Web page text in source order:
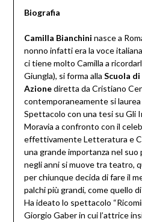
Biografia
Camilla Bianchini nasce a
nonno infatti era la voce
ci tiene molto Camilla a
Giungla), si forma alla Scuola
Azionediretta da Cristiano
contemporaneamente si
Spettacolo con una tesi su Gli
Moravia a confronto con il
effettivamente Letteratura e
una grande importanza nel
negli anni si muove tra teatro,
per chiunque decida di fare il
palchi più grandi, come quello
Ha ideato lo spettacolo
Giorgio Gaber in cui l’attrice